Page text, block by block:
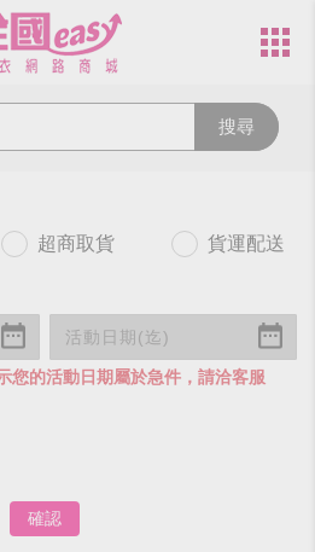
搜尋
超商取貨 貨運配送
您的活動日期屬於急件，請洽客服
確認